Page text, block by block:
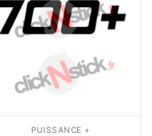
PUISSANCE +